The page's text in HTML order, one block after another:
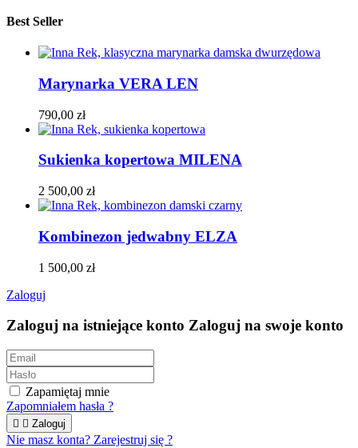
Best Seller
Marynarka VERA LEN
790,00 zł
Sukienka kopertowa MILENA
2 500,00 zł
Kombinezon jedwabny ELZA
1 500,00 zł
Zaloguj
Zaloguj na istniejące konto Zaloguj na swoje konto
Zapamiętaj mnie
Zapomniałem hasła ?
  Zaloguj
Nie masz konta? Zarejestruj się ?